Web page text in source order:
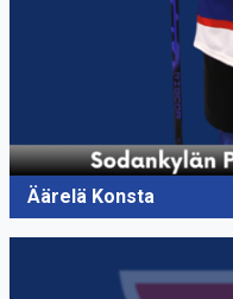
Äärelä Konsta